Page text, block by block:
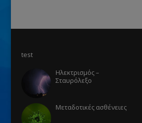
test
Ηλεκτρισμός –
Σταυρόλεξο
Μεταδοτικές ασθένειες